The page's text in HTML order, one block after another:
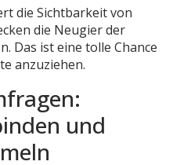
die Sichtbarkeit von
die Neugier der
Das ist eine tolle Chance
anzuziehen.
und